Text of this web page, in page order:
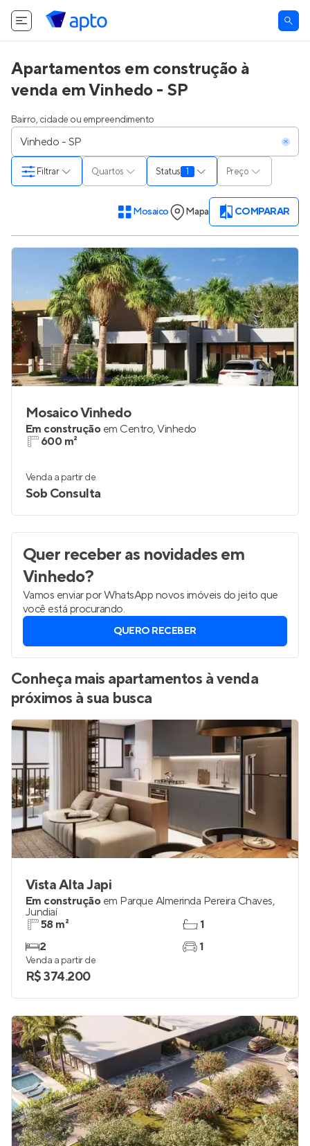
Apartamentos em construção à
venda em Vinhedo - SP
Bairro, cidade ou empreendimento
Quartos Status 1 Preço
Filtrar
Mosaico Mapa COMPARAR
Mosaico Vinhedo
Em construção em Centro,Vinhedo
600 m²
Venda a partir de
Sob Consulta
Quer receber as novidadesem
Vinhedo?
Vamos enviar por WhatsApp novos imóveis do jeito que
você está procurando.
QUERO RECEBER
Conheça mais apartamentos à venda
próximos à sua busca
Vista Alta Japi
Em construção em Parque Almerinda Pereira Chaves,
Jundiaí
58 m²
2
1
1
Venda a partir de
R$ 374.200